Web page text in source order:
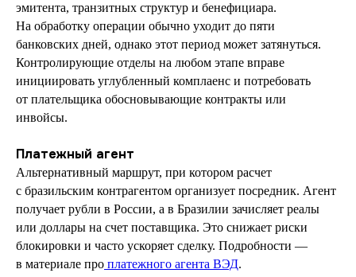
эмитента, транзитных структур и бенефициара.
На обработку операции обычно уходит до пяти
банковских дней, однако этот период может затянуться.
Контролирующие отделы на любом этапе вправе
инициировать углубленный комплаенс и потребовать
от плательщика обосновывающие контракты или
инвойсы.
Платежный агент
Альтернативный маршрут, при котором расчет
с бразильским контрагентом организует посредник. Агент
получает рубли в России, а в Бразилии зачисляет реалы
или доллары на счет поставщика. Это снижает риски
блокировки и часто ускоряет сделку. Подробности —
в материале про платежного агента ВЭД.